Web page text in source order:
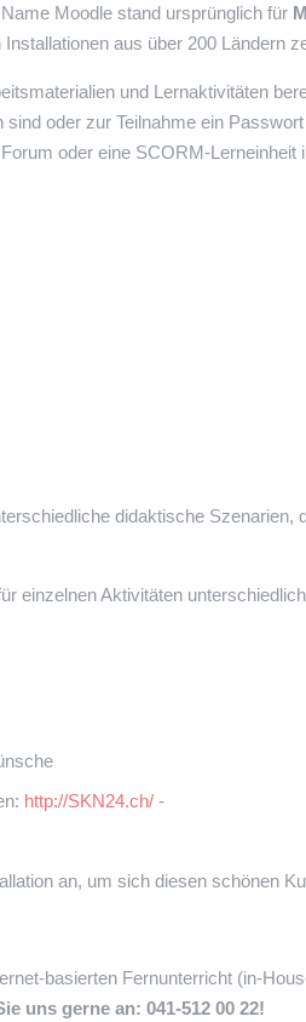
Moodle stand ursprünglich für M
aus über 200 Ländern
und Lernaktivitäten
oder zur Teilnahme ein
oder eine SCORM-Lerneinheit
didaktische
einzelnen Aktivitäten
http://SKN24.ch/ -
an, um sich diesen schönen
basierten Fernunterricht (in-
uns gerne an: 041-512 00 22!